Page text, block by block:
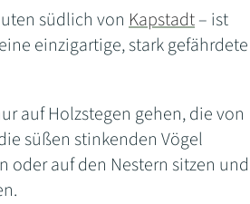
südlich von Kapstadt– ist
einzigartige, stark gefährdete
auf Holzstegen gehen, die von
süßen stinkenden Vögel
oder auf den Nestern sitzen und